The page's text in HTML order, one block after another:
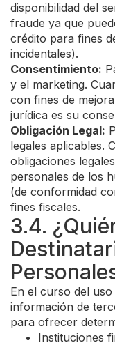
disponibilidad del
fraude ya que
crédito para fines
incidentales).
Consentimiento:
y el marketing.
con fines de
jurídica es su
Obligación Legal:
legales aplicables.
obligaciones
personales de los
(de conformidad
fines fiscales.
3.4.
En el curso del
información de
para ofrecer
Instituciones